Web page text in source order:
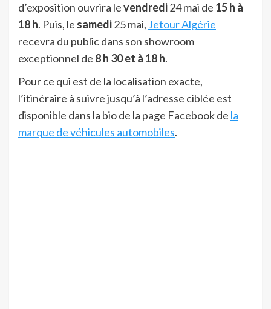
d’exposition ouvrira levendredi24 mai de 15 h à
18 h. Puis, le samedi25 mai, Jetour Algérie
recevra du public dans son showroom
exceptionnel de 8 h 30 et à 18 h.
Pour ce qui est de la localisation exacte,
l’itinéraire à suivre jusqu’à l’adresse ciblée est
disponible dans la bio de la page Facebook de la
marque de véhicules automobiles.